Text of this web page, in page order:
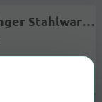
Wiedenhoff Solinger Stahlwaren & Schneidwaren